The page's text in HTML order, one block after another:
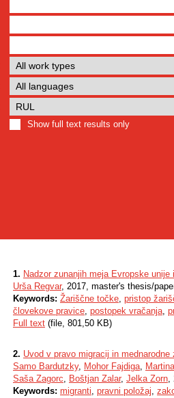
Show full text results only
1. Nadzor zunanjih meja Evropske
Urša Regvar, 2017, master's thesis/
Keywords: Žariščne točke, pristop
človekove pravice, postopek vračanja,
Full text (file, 801,50 KB)
2. Uvod v pravo migracij in mednarodne
Samo Bardutzky, Mohor Fajdiga,
Saša Zagorc, Boštjan Zalar, Jelka Zorn,
Keywords: migranti, pravni položaj,